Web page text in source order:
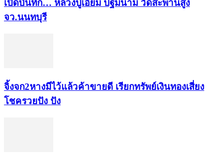
เปิดบันทึก… หลวงปู่เอี่ยม ​ปฐม​นาม​ วัดสะพานสูง​
จว.นนทบุรี
จิ้งจก​2​หาง​มีไว้แล้ว​ค้าขาย​ดี​ เรียก​ทรัพย์เงินทอง​เสี่ยง
โชค​รวยปัง​ ปัง​